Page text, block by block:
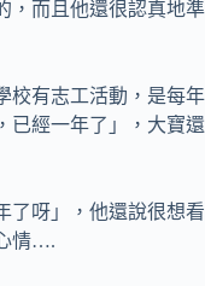
，而且他還很認真地準
校有志工活動，是每年
已經一年了」，大寶還
了呀」，他還說很想看
情….